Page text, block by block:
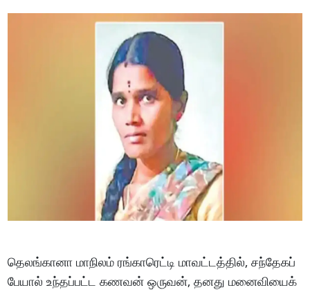
தெலங்கானா மாநிலம் ரங்காரெட்டி மாவட்டத்தில், சந்தேகப்
பேயால் உந்தப்பட்ட கணவன் ஒருவன், தனது மனைவியைக்